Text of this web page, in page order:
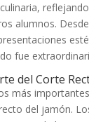
alumnos.
fue
del Corte
más
del jamón.